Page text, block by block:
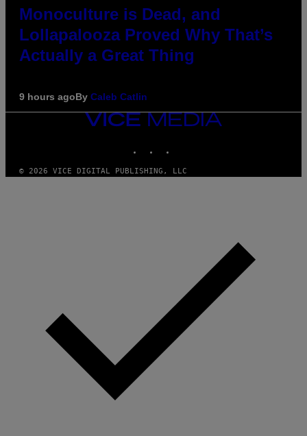
Monoculture is Dead, and
Lollapalooza Proved Why That’s
Actually a Great Thing
9 hours agoBy Caleb Catlin
VICE
MEDIA
© 2026 VICE DIGITAL PUBLISHING, LLC